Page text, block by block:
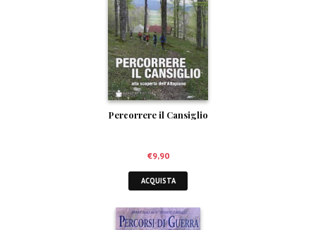
Percorrere il Cansiglio
€9,90
ACQUISTA